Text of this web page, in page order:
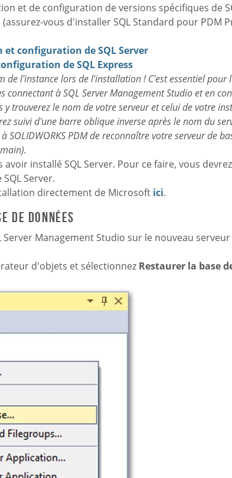
et de configuration de versions spécifiques de
vous d'installer SQL Standard pour PDM
configuration de SQL Server
de SQL Express
de l'instance lors de l'installation ! C'est essentiel pour
connectant à SQL Server Management Studio et en
trouverez le nom de votre serveur et celui de votre
suivi d'une barre oblique inverse après le nom du
SOLIDWORKS PDM de reconnaître votre serveur de
installé SQL Server. Pour ce faire, vous
Server.
directement de Microsoft ici.
de données
Management Studio sur le nouveau
d'objets et sélectionnez Restaurer la base